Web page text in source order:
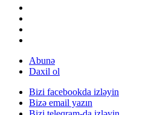
Abunə
Daxil ol
Bizi facebookda izləyin
Bizə email yazın